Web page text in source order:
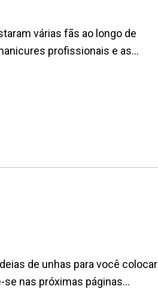
várias fãs ao longo de
profissionais e as...
de unhas para você colocar
nas próximas páginas...